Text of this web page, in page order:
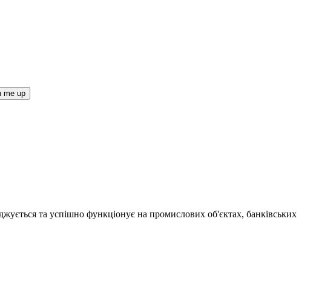
та успішно функціонує на промислових об'єктах, банківських